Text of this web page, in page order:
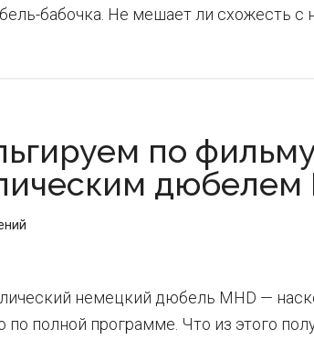
бабочка. Не мешает ли схожесть с
по
дюбелем
немецкий дюбель MHD —
по полной программе. Что из этого